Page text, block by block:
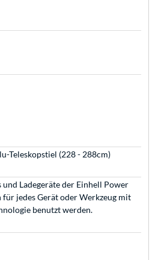
Teleskopstiel (228 - 288cm)
Ladegeräte der Einhell Power
für jedes Gerät oder Werkzeug mit
benutzt werden.